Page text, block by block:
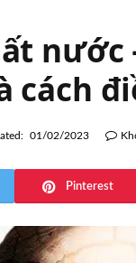
nước
cách
01/02/2023
Pinterest